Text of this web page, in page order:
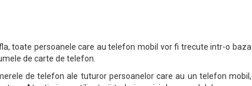
toate persoanele care au telefon mobil vor fi trecute intr-o baza
de carte de telefon.
de telefon ale tuturor persoanelor care au un telefon mobil,